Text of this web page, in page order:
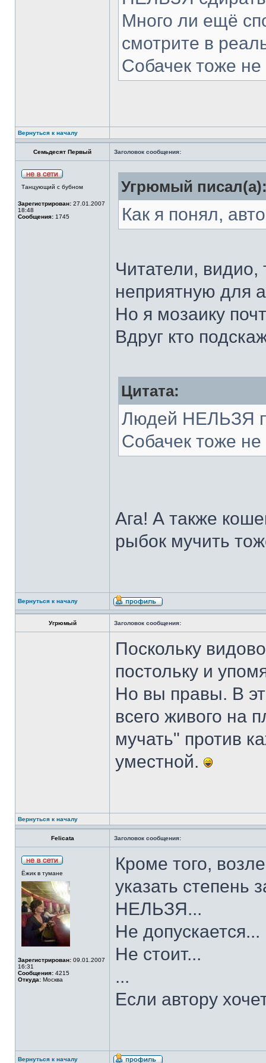
Много ли ещё
смотрите в
Собачек тоже не
Вернуться к началу
Семьдесят Первый Заголовок сообщения:
Танцующий с бубном
Зарегистрирован: 27.01.2007
18:48
Сообщения: 1745
Угрюмый
Как я понял,
Читатели,
неприятную для
Но я мозаику
Вдруг кто
Цитата:
Людей НЕЛЬЗЯ
Собачек тоже не
Ага! А также
рыбок мучить
Вернуться к началу
Угрюмый Заголовок сообщения:
Поскольку
постольку и
Но вы правы. В
всего живого на
мучать" против
уместной.
Вернуться к началу
Felicata Заголовок сообщения:
Ёжик в тумане
Зарегистрирован: 09.01.2007
16:31
Сообщения: 4215
Откуда: Москва
Кроме того,
указать степень
НЕЛЬЗЯ...
Не допускается...
Не стоит...
...
Если автору
Вернуться к началу